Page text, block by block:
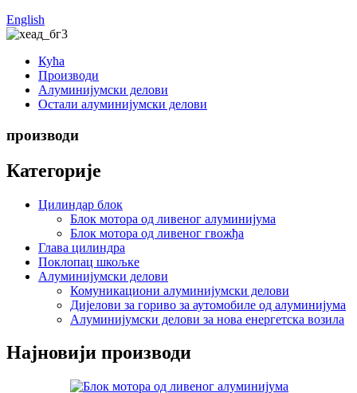
English
Кућа
Производи
Алуминијумски делови
Остали алуминијумски делови
производи
Категорије
Цилиндар блок
Блок мотора од ливеног алуминијума
Блок мотора од ливеног гвожђа
Глава цилиндра
Поклопац шкољке
Алуминијумски делови
Комуникациони алуминијумски делови
Дијелови за гориво за аутомобиле од алуминијума
Алуминијумски делови за нова енергетска возила
Најновији производи